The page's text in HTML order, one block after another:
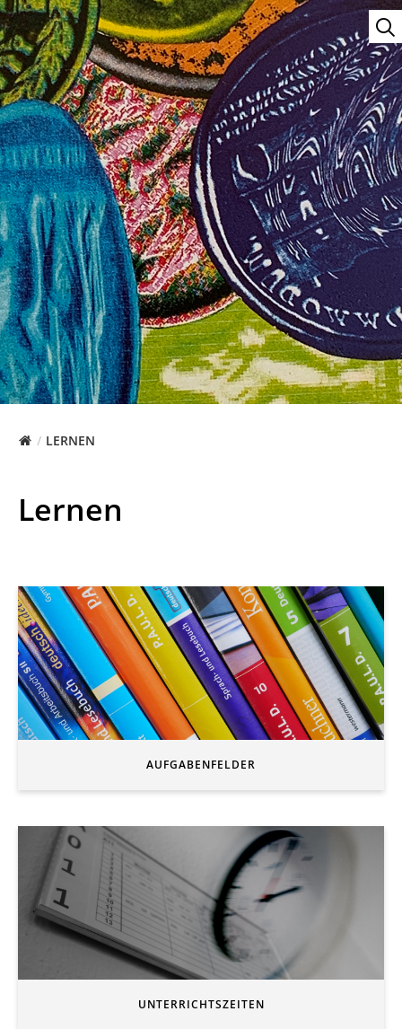
LERNEN
Lernen
AUFGABENFELDER
UNTERRICHTSZEITEN